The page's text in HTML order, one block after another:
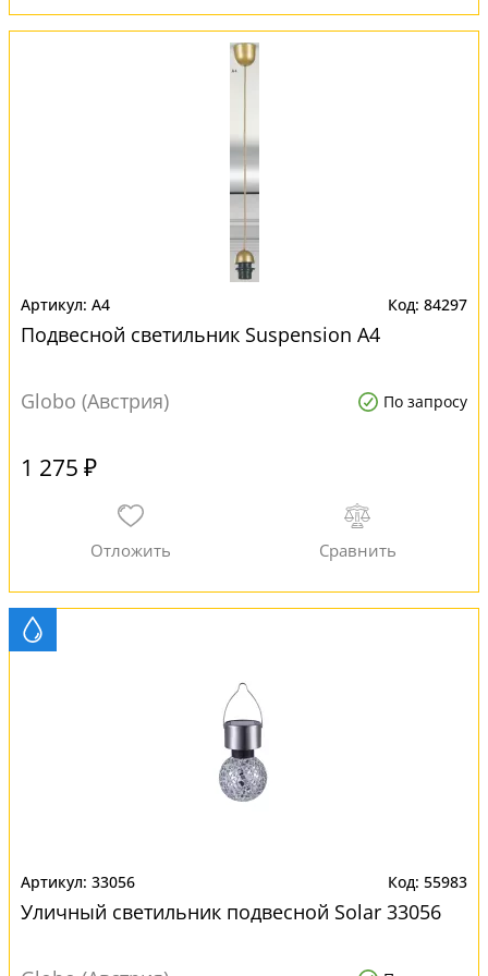
A4 84297
Подвесной светильник Suspension A4
Globo (Австрия) По запросу
1 275 ₽
33056 55983
Уличный светильник подвесной Solar 33056